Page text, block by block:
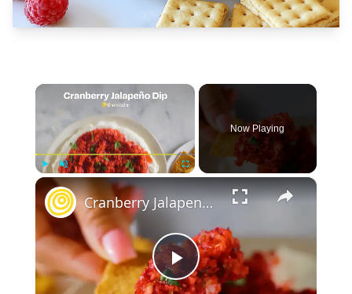
×
Play
Now Playing
×
Play
Cranberry Jalapeno Dip